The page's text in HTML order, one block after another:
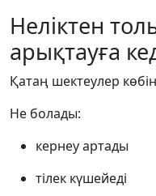
Неліктен
арықтауға
Қатаң шектеулер
Не болады:
кернеу артады
тілек күшейеді